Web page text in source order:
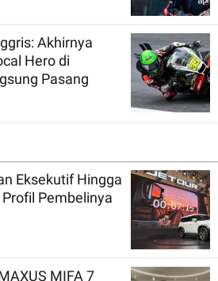
Akhirnya
Hero di
Pasang
Eksekutif Hingga
Pembelinya
MIFA 7